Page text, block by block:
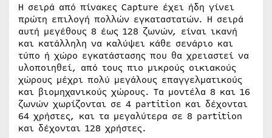
Η σειρά από πίνακες Capture έχει ήδη γίνει
πρώτη επιλογή πολλών εγκαταστατών. Η σειρά
αυτή μεγέθους 8 έως 128 ζωνών, είναι ικανή
και κατάλληλη να καλύψει κάθε σενάριο και
τύπο ή χώρο εγκατάστασης που θα χρειαστεί να
υλοποιηθεί, από τους πιο μικρούς οικιακούς
χώρους μέχρι πολύ μεγάλους επαγγελματικούς
και βιομηχανικούς χώρους. Τα μοντέλα 8 και 16
ζωνών χωρίζονται σε 4 partition και δέχονται
64 χρήστες, και τα μεγαλύτερα σε 8 partition
και δέχονται 128 χρήστες.